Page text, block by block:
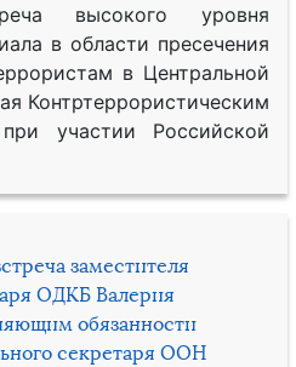
высокого уровня
в области пресечения
в Центральной
Контртеррористическим
участии Российской
заместителя
ОДКБ Валерия
обязанности
секретаря ООН